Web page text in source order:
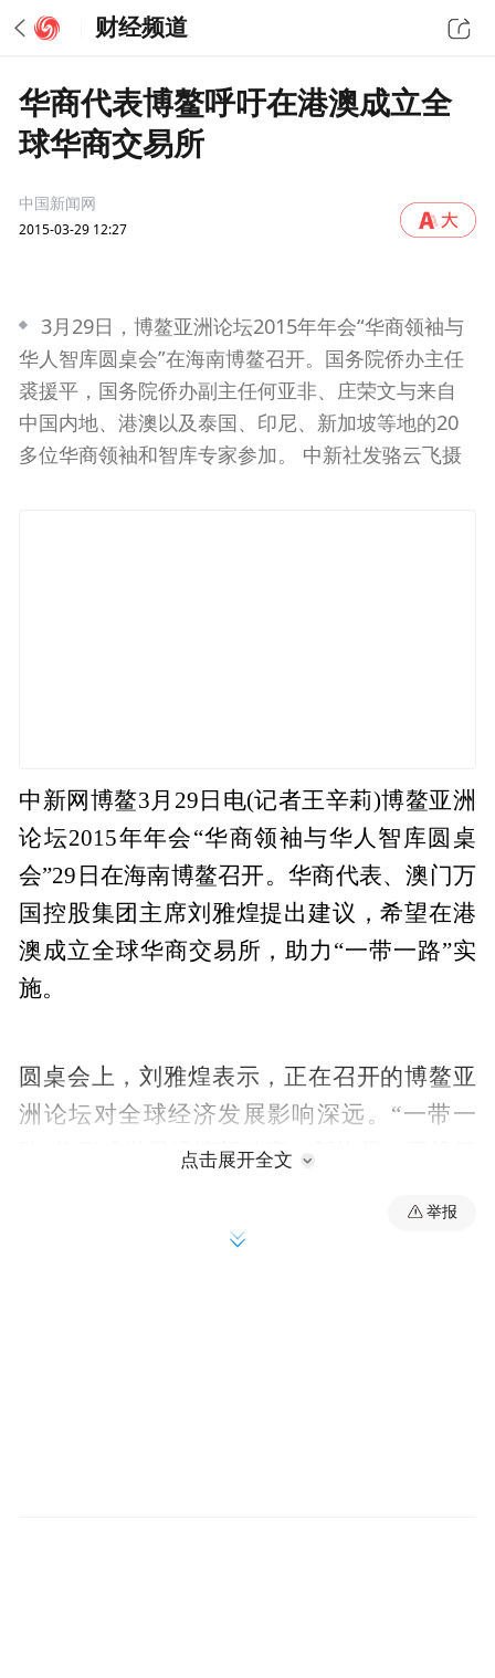
财经频道
华商代表博鳌呼吁在港澳成立全
球华商交易所
中国新闻网
2015-03-29 12:27
3月29日，博鳌亚洲论坛2015年年会“华商领袖与
华人智库圆桌会”在海南博鳌召开。国务院侨办主任
裘援平，国务院侨办副主任何亚非、庄荣文与来自
中国内地、港澳以及泰国、印尼、新加坡等地的20
多位华商领袖和智库专家参加。 中新社发骆云飞摄
中新网博鳌3月29日电(记者王辛莉)博鳌亚洲
论坛2015年年会“华商领袖与华人智库圆桌
会”29日在海南博鳌召开。华商代表、澳门万
国控股集团主席刘雅煌提出建议，希望在港
澳成立全球华商交易所，助力“一带一路”实
施。
圆桌会上，刘雅煌表示，正在召开的博鳌亚
洲论坛对全球经济发展影响深远。“一带一
路”将形成世界经济新秩序、新格局，亚投行
点击展开全文
举报